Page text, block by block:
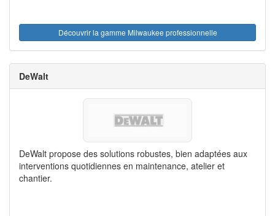
Découvrir la gamme Milwaukee professionnelle
DeWalt
DeWalt propose des solutions robustes, bien adaptées aux
interventions quotidiennes en maintenance, atelier et
chantier.